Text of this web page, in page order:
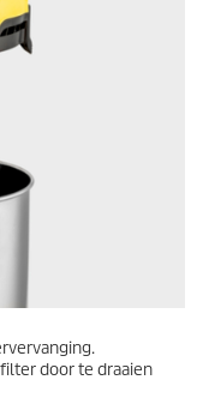
door te draaien